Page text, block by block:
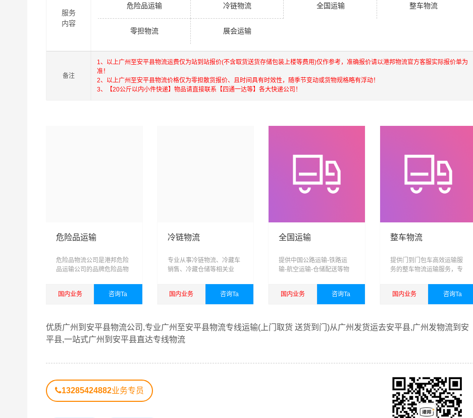
港邦秉承“用心呵护，值得托付”的服务理念，凭借广州至安平县物流的优质平台，始终致力于为客户提供优质高效的广州
到安平县物流公司,广州物流到安平县,广州至安平县物流专线运输服务。
广州到安平县货运专线是港邦的优质品牌服务，我们一直多年的在为各行各业提供我们的物流服务，也得到了很多客户的
认可和口碑相传，如果您有意向选择我们，我们非常乐意为您解决物流相关问题。当然，还有很多优秀的 物流公司
也提供
从广州发物流到安平县的运输服务，您也可以多多咨询，找到合适您的物流服务商。
广州到秦皇岛物流公司 广州到邯郸物流公司
服务
内容
危险品运输 冷链物流 全国运输 整车物流
零担物流 展会运输
备注
1、以上广州至安平县物流运费仅为站到站报价(不含取货送货存储包装上楼等费用)仅作参考，准确报价请以港邦物流官方客服实际报价单为
准！
2、以上广州至安平县物流价格仅为零担散货报价、且时间具有时效性，随季节变动或货物规格略有浮动！
3、【20公斤以内小件快递】物品请直接联系【四通一达等】各大快递公司！
危险品运输
危险品物流公司是港邦危险
品运输公司的品牌危险品物
国内业务 咨询Ta
冷链物流
专业从事冷链物流、冷藏车
销售、冷藏仓储等相关业
域、网络化、信息化、智能
化、具有供应链管理能力的
国内业务 咨询Ta
全国运输
提供中国公路运输-铁路运
输-航空运输-仓储配送等物
国内业务 咨询Ta
整车物流
提供门到门包车高效运输服
务的整车物流运输服务，专
车运输方案
国内业务 咨询Ta
优质广州到安平县物流公司,专业广州至安平县物流专线运输(上门取货 送货到门)从广州发货运去安平县,广州发物流到安
平县,一站式广州到安平县直达专线物流
13285424882业务专员